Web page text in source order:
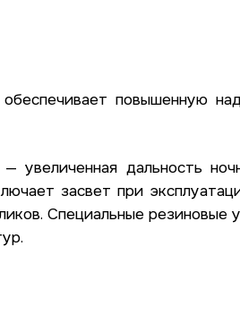
повышенную
— увеличенная дальность
засвет при
Специальные резиновые